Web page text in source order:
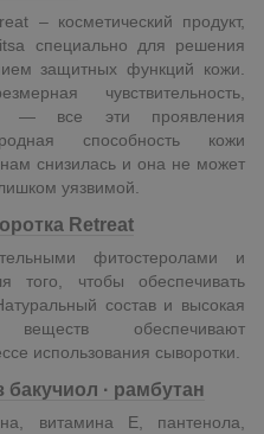
– косметический продукт,
специально для решения
защитных функций кожи.
чувствительность,
— все эти проявления
способность кожи
снизилась и она не может
уязвимой.
Retreat
фитостеролами и
того, чтобы обеспечивать
состав и высокая
обеспечивают
использования сыворотки.
бакучиол · рамбутан
витамина Е, пантенола,